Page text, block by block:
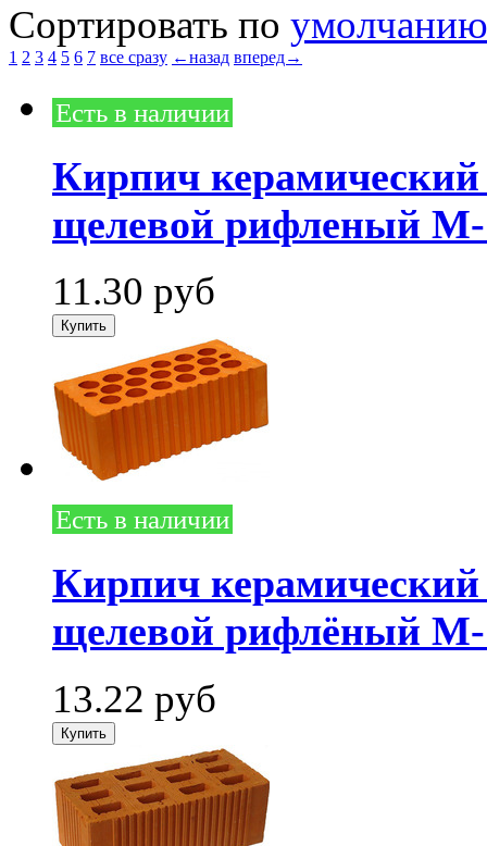
Сортировать по умолчанию
1 2 3 4 5 6 7 все сразу ←назад вперед→
Есть в наличии
Кирпич
щелевой рифленый М-
11.30 руб
Есть в наличии
Кирпич
щелевой рифлёный М-
13.22 руб